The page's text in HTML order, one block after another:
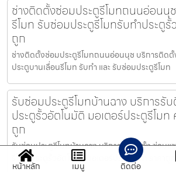
ช่างติดตั้งซ่อมประตูรีโมทถนนอ่อนนุ
รีโมท รับซ่อมประตูรีโมทรับทำประตูรั้
ถูก
ช่างติดตั้งซ่อมประตูรีโมทถนนอ่อนนุช บริการติดตั้
ประตูบานเลื่อนรีโมท รับทำ และ รับซ่อมประตูรีโมท
รับซ่อมประตูรีโมทบ้านฉาง บริการรั
ประตูรั้วอัตโนมัติ มอเตอร์ประตูรีโมท
ถูก
รับซ่อมประตูรีโมทบ้านฉาง บริการรับติดตั้ง ซ่อมแ
รีโมท ประตูรั้วอัตโนมัติ มอเตอร์ประตูรีโมท ราคาถู
หน้าหลัก เมนู ติดต่อ